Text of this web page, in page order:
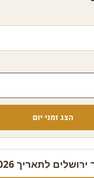
הצג זמני יום
לתאריך 18/09/2026